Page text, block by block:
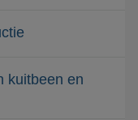
kuitbeen en